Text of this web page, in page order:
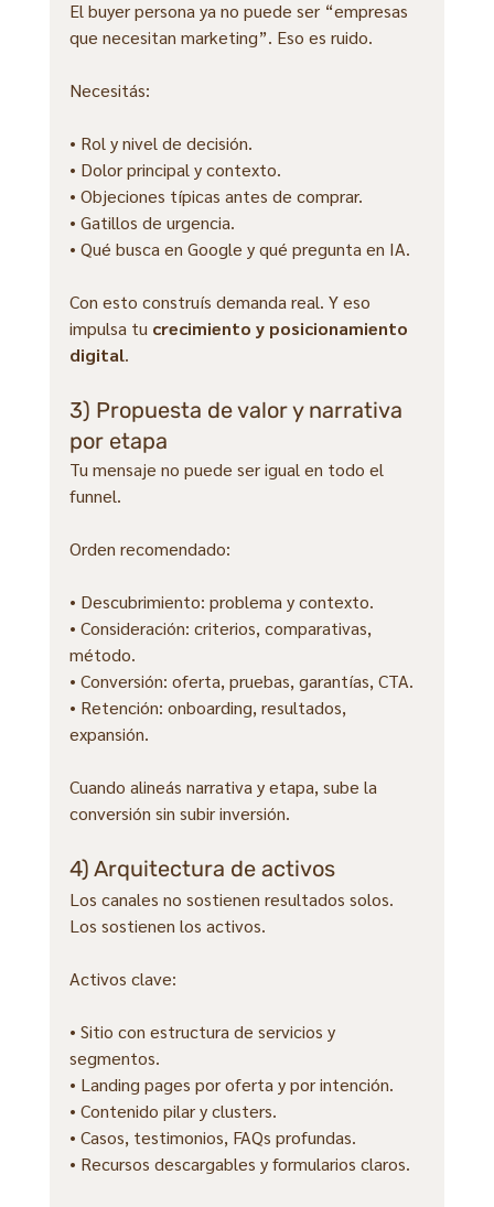
El buyer persona ya no puede ser “empresas
que necesitan marketing”. Eso es ruido.
Necesitás:
• Rol y nivel de decisión.
• Dolor principal y contexto.
• Objeciones típicas antes de comprar.
• Gatillos de urgencia.
• Qué busca en Google y qué pregunta en IA.
Con esto construís demanda real. Y eso
impulsa tu crecimiento y posicionamiento
digital.
3) Propuesta de valor y narrativa
por etapa
Tu mensaje no puede ser igual en todo el
funnel.
Orden recomendado:
• Descubrimiento: problema y contexto.
• Consideración: criterios, comparativas,
método.
• Conversión: oferta, pruebas, garantías, CTA.
• Retención: onboarding, resultados,
expansión.
Cuando alineás narrativa y etapa, sube la
conversión sin subir inversión.
4) Arquitectura de activos
Los canales no sostienen resultados solos.
Los sostienen los activos.
Activos clave:
• Sitio con estructura de servicios y
segmentos.
• Landing pages por oferta y por intención.
• Contenido pilar y clusters.
• Casos, testimonios, FAQs profundas.
• Recursos descargables y formularios claros.